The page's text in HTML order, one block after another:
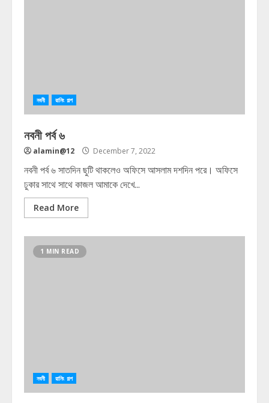
নবনী রানিং গল্প
নবনী পর্ব ৬
alamin@12 December 7, 2022
নবনী পর্ব ৬ সাতদিন ছুটি থাকলেও অফিসে আসলাম দশদিন পরে। অফিসে
ঢুকার সাথে সাথে কাজল আমাকে দেখে...
Read More
1 MIN READ
নবনী রানিং গল্প